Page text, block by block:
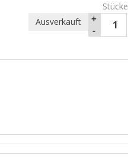
Stücke
+
-
Ausverkauft